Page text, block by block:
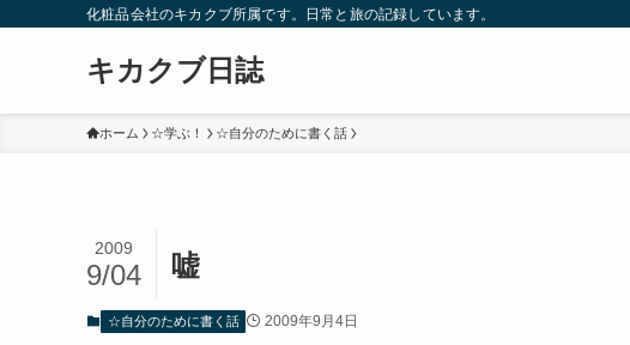
化粧品会社のキカクブ所属です。日常と旅の記録しています。
キカクブ日誌
ホーム ☆学ぶ！ ☆自分のために書く話
嘘
2009
9/04
☆自分のために書く話 2009年9月4日